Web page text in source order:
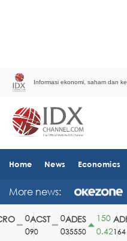
Informasi ekonomi, saham dan
Home News Economics
More news:
ACST
90
ADES
35550
150
0.42
ADHI
164